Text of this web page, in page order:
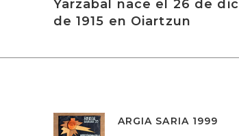
Yarzabal nace el 26 de
de 1915 en Oiartzun
ARGIA SARIA 1999